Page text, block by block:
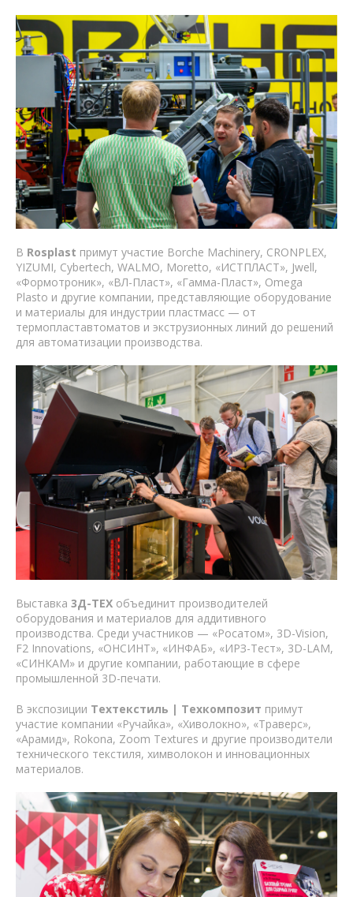
В Rosplast примут участие Borche Machinery, CRONPLEX,
YIZUMI, Cybertech, WALMO, Moretto, «ИСТПЛАСТ», Jwell,
«Формотроник», «ВЛ-Пласт», «Гамма-Пласт», Omega
Plasto и другие компании, представляющие оборудование
и материалы для индустрии пластмасс — от
термопластавтоматов и экструзионных линий до решений
для автоматизации производства.
Выставка 3Д-ТЕХ объединит производителей
оборудования и материалов для аддитивного
производства. Среди участников — «Росатом», 3D-Vision,
F2 Innovations, «ОНСИНТ», «ИНФАБ», «ИРЗ-Тест», 3D-LAM,
«СИНКАМ» и другие компании, работающие в сфере
промышленной 3D-печати.
В экспозиции Техтекстиль | Техкомпозит примут
участие компании «Ручайка», «Хиволокно», «Траверс»,
«Арамид», Rokona, Zoom Textures и другие производители
технического текстиля, химволокон и инновационных
материалов.